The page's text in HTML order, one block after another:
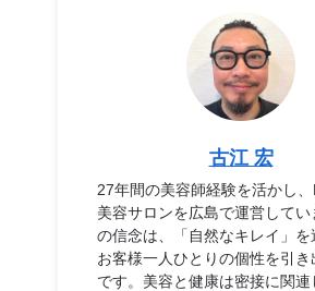
古江 宏
27年間の美容師経験を活かし、
美容サロンを広島で運営してい
の信念は、「自然なキレイ」を
お客様一人ひとりの個性を引き
です。美容と健康は密接に関連